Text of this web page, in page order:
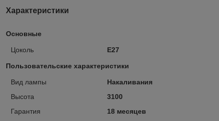
Характеристики
Основные
Цоколь E27
Пользовательские характеристики
Вид лампы
Накаливания
Высота
3100
Гарантия
18 месяцев